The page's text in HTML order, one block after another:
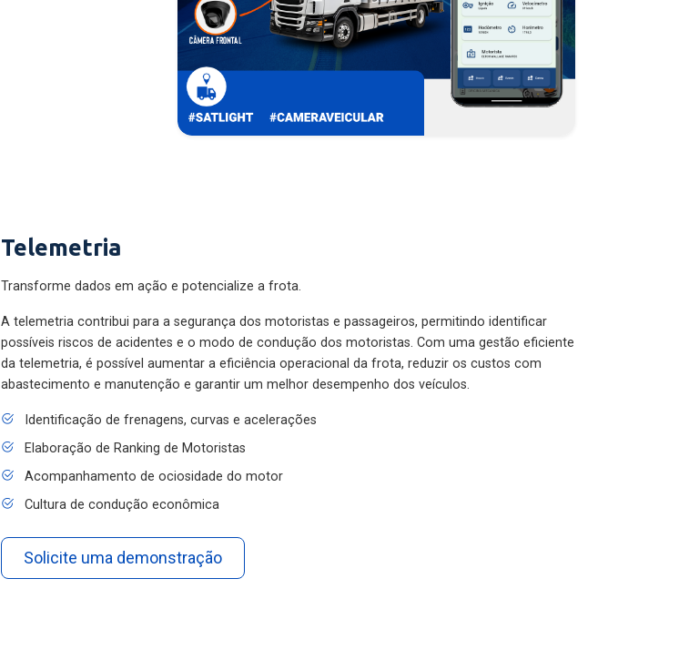
Telemetria
Transforme dados em ação e potencialize a frota.
A telemetria contribui para a segurança dos motoristas e passageiros, permitindo identificar
possíveis riscos de acidentes e o modo de condução dos motoristas. Com uma gestão eficiente
da telemetria, é possível aumentar a eficiência operacional da frota, reduzir os custos com
abastecimento e manutenção e garantir um melhor desempenho dos veículos.
Identificação de frenagens, curvas e acelerações
Elaboração de Ranking de Motoristas
Acompanhamento de ociosidade do motor
Cultura de condução econômica
Solicite uma demonstração